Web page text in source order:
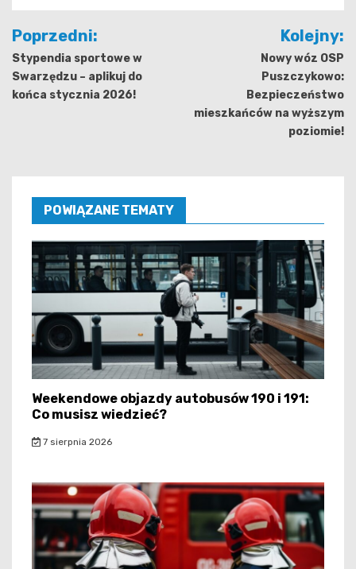
Nawigacja
wpisu
Poprzedni:
Stypendia sportowe w
Swarzędzu – aplikuj do
końca stycznia 2026!
Kolejny:
Nowy wóz OSP
Puszczykowo:
Bezpieczeństwo
mieszkańców na wyższym
poziomie!
POWIĄZANE TEMATY
Weekendowe objazdy autobusów 190 i 191:
Co musisz wiedzieć?
7 sierpnia 2026